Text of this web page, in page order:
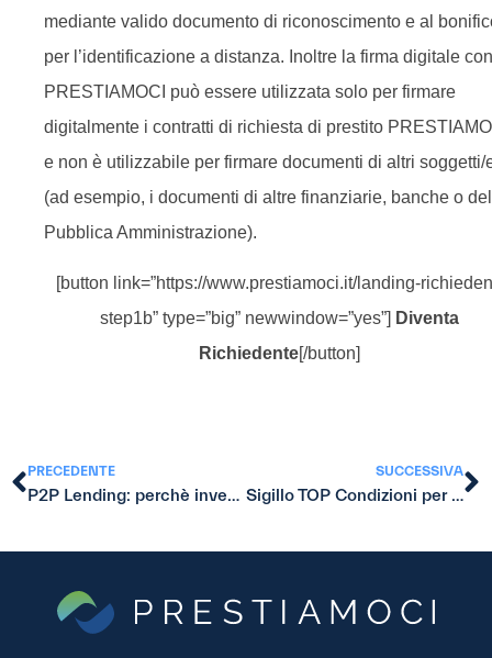
mediante valido documento di riconoscimento e al
per l’identificazione a distanza. Inoltre la firma digitale con
PRESTIAMOCI può essere utilizzata solo per firmare
digitalmente i contratti di richiesta di prestito
e non è utilizzabile per firmare documenti di altri soggetti/
(ad esempio, i documenti di altre finanziarie, banche o
Pubblica Amministrazione).
[button link=”https://www.prestiamoci.it/landing-
step1b” type=”big” newwindow=”yes”] Diventa
Richiedente[/button]
PRECEDENTE
P2P Lending: perchè investire nei prestiti
SUCCESSIVA
Sigillo TOP Condizioni per Prestiamoci